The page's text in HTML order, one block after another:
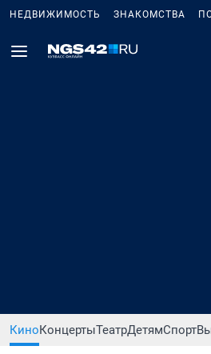
НЕДВИЖИМОСТЬ ЗНАКОМСТВА
КиноКонцертыТеатрДетямСпорт